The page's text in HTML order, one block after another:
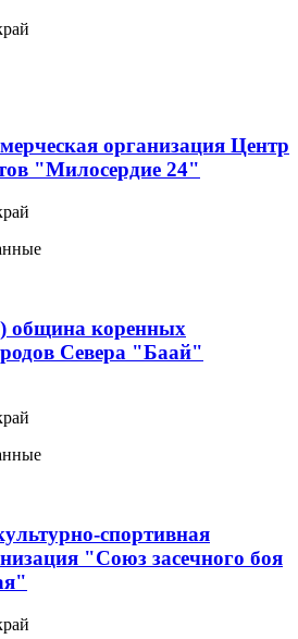
организация Центр
"Милосердие 24"
община коренных
Севера "Баай"
спортивная
"Союз засечного боя